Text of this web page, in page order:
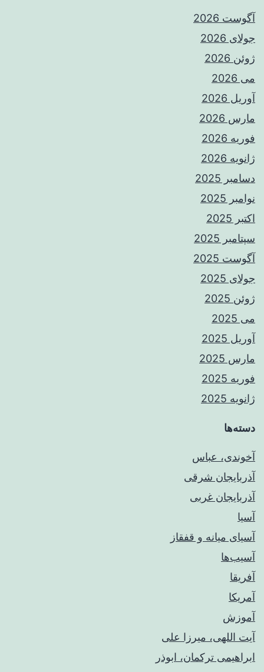
آگوست 2026
جولای 2026
ژوئن 2026
می 2026
آوریل 2026
مارس 2026
فوریه 2026
ژانویه 2026
دسامبر 2025
نوامبر 2025
اکتبر 2025
سپتامبر 2025
آگوست 2025
جولای 2025
ژوئن 2025
می 2025
آوریل 2025
مارس 2025
فوریه 2025
ژانویه 2025
دسته‌ها
آخوندی، عباس
آذربایجان شرقی
آذربایجان غربی
آسیا
آسیای میانه و قفقاز
آسیب‌ها
آفریقا
آمریکا
آموزش
آیت اللهی، میرزا علی
ابراهیمی ترکمان، ابوذر